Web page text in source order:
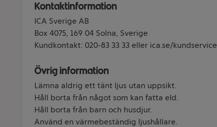
Kontaktinformation
ICA Sverige AB
Box 4075, 169 04 Solna, Sverige
Kundkontakt: 020-83 33 33 eller ica.se/kundservice
Övrig information
Lämna aldrig ett tänt ljus utan uppsikt.
Håll borta från något som kan fatta eld.
Håll borta från barn och husdjur.
Använd en värmebeständig ljushållare.